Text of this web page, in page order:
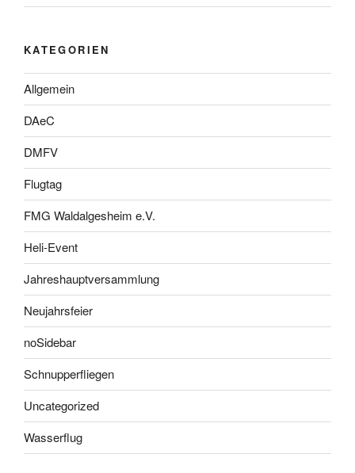
KATEGORIEN
Allgemein
DAeC
DMFV
Flugtag
FMG Waldalgesheim e.V.
Heli-Event
Jahreshauptversammlung
Neujahrsfeier
noSidebar
Schnupperfliegen
Uncategorized
Wasserflug